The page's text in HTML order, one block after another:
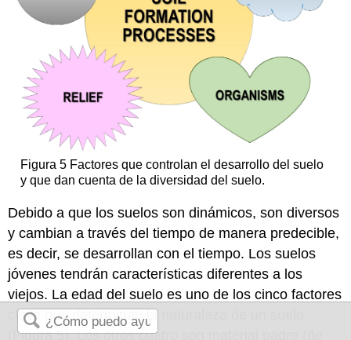
Figura 5 Factores que controlan el desarrollo del suelo
y que dan cuenta de la diversidad del suelo.
Debido a que los suelos son dinámicos, son diversos
y cambian a través del tiempo de manera predecible,
es decir, se desarrollan con el tiempo. Los suelos
jóvenes tendrán características diferentes a los
viejos. La edad del suelo es uno de los cinco factores
clave que determinan la naturaleza de un suelo
(Figura 5). Los otros cuatro son material padre (de